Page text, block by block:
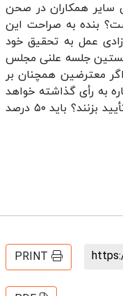
سایر همکاران در صحن
بنده به صراحت این
عمل به تحقیق خود
جلسه علنی مجلس
معترضین همچنان بر
به رأی گذاشته خواهد
شد. *چه نسبتی از نمایندگان می‌توانند بر ادامه حضور آقای تاجگردون مهر تأیید بزنند؟ باید ۵۰ درصد
PRINT